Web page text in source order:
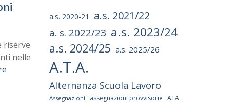
riserve
nelle
a.s. 2020-21 a.s. 2021/22
a. s. 2022/23 a.s. 2023/24
a.s. 2024/25 a.s. 2025/26
A.T.A.
Alternanza Scuola Lavoro
Assegnazioni assegnazioni provvisorie ATA